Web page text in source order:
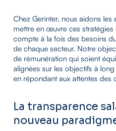
Chez Gerinter, nous aidons les
mettre en œuvre ces
compte à la fois des besoins
de chaque secteur. Notre
de rémunération qui soient
alignées sur les objectifs à
en répondant aux attentes des
La transparence
nouveau